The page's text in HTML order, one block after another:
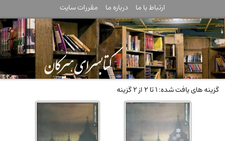
روانشناسی(357)
انگلیسی و زبان خارجی(14)
کودکان و نوجوانان(76)
کتب نادر و کمیاب(19)
روانشناسی(112)
طب گیاهی و سنتی(45)
فلسفه و جامعه شناسی
ادبیات و شعر(511)
ارتباط با ما درباره ما مقررات سایت
گزینه های یافت شده: 1 تا 2 از 2 گزینه